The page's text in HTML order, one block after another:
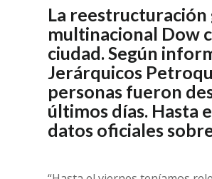
La reestructuración
multinacional Dow
ciudad. Según
Jerárquicos
personas fueron
últimos días. Hasta
datos oficiales